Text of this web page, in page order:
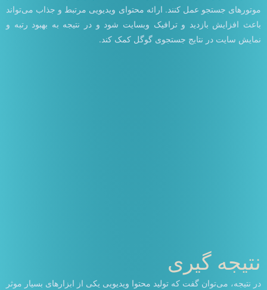
موتورهای جستجو عمل کنند. ارائه محتوای ویدیویی مرتبط و جذاب می‌تواند
باعث افزایش بازدید و ترافیک وبسایت شود و در نتیجه به بهبود رتبه و
نمایش سایت در نتایج جستجوی گوگل کمک کند.
نتیجه گیری
در نتیجه، می‌توان گفت که تولید محتوا ویدیویی یکی از ابزارهای بسیار موثر